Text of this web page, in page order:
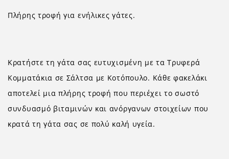
Πλήρης τροφή για ενήλικες γάτες.
Κρατήστε τη γάτα σας ευτυχισμένη με τα Τρυφερά
Κομματάκια σε Σάλτσα με Κοτόπουλο. Κάθε φακελάκι
αποτελεί μια πλήρης τροφή που περιέχει το σωστό
συνδυασμό βιταμινών και ανόργανων στοιχείων που
κρατά τη γάτα σας σε πολύ καλή υγεία.